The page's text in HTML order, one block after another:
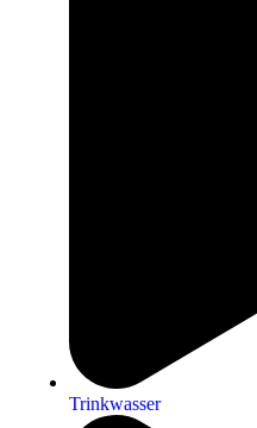
Trinkwasser